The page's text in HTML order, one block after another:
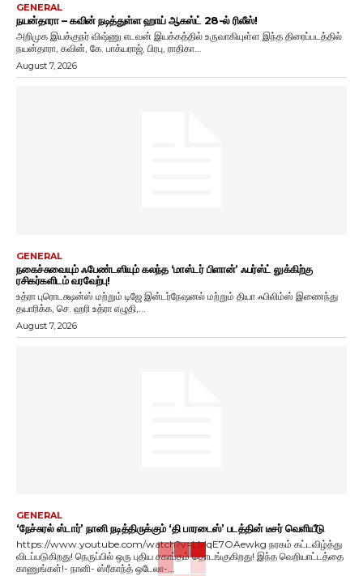
GENERAL
நயன்தாரா – கவின் நடித்துள்ள ஹாய் ஆகஸ்ட் 28-ல் ரிலீஸ்!
அறிமுக இயக்குநர் விஷ்ணு எடவன் இயக்கத்தில் உருவாகியுள்ள இந்த திரைப்படத்தில்
நயன்தாரா, கவின், கே. பாக்யராஜ், பிரபு, ராதிகா...
August 7, 2026
GENERAL
நகைச்சுவையும் ஃபேண்டஸியும் கலந்த ‘மாஸ்டர் பிளான்’ ஃபர்ஸ்ட் லுக்கிற்கு
ரசிகர்களிடம் வரவேற்பு!
உத்ரா புரொடக்ஷன்ஸ் மற்றும் டிஜே இன்டர்நேஷனல் மற்றும் தியா ஃபிலிம்ஸ் இணைந்து
தயாரிக்க, செ. ஹரி உத்ரா எழுதி,...
August 7, 2026
GENERAL
‘நேச்சுரல் ஸ்டார்’ நானி நடித்திருக்கும் ‘தி பாரடைஸ்’ படத்தின் டீசர் வெளியீடு
https://www.youtube.com/watch?v=LMqE7OAewkg நரகம் கட்டவிழ்த்து
விடப்படுகிறது! நெருப்பில் ஒரு புதிய சகாப்தம் தொடங்குகிறது! இந்த வெறியாட்டத்தை
காணுங்கள்!- நானி- ஸ்ரீகாந்த் ஒடேலா-...